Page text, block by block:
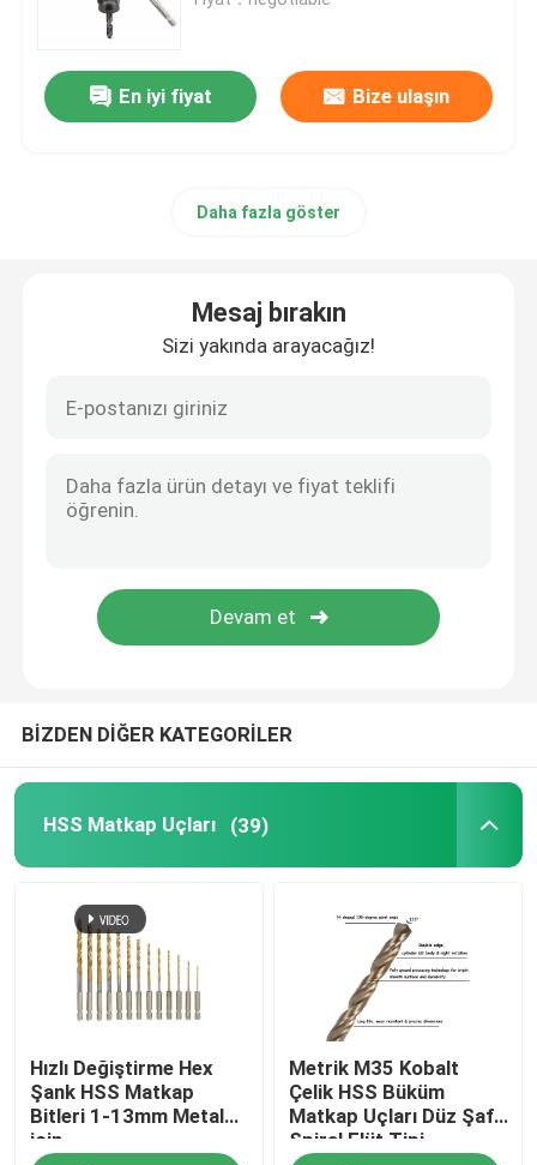
TCT Delik Testere
HSS Delik Testere
Elmas çekirdek Bit
Aşındırıcı Alet
Ağaç İşleme Freze Uçları
HSS Makine Muslukları
En iyi fiyat Bize ulaşın
Daha fazla göster
Mesaj bırakın
Sizi yakında arayacağız!
BİZDEN DİĞER KATEGORİLER
HSS Matkap Uçları (39)
Hızlı Değiştirme Hex
Şank HSS Matkap
Bitleri 1-13mm Metal
için
Metrik M35 Kobalt
Çelik HSS Büküm
Matkap Uçları Düz ​​Şaft
Spiral Flüt Tipi